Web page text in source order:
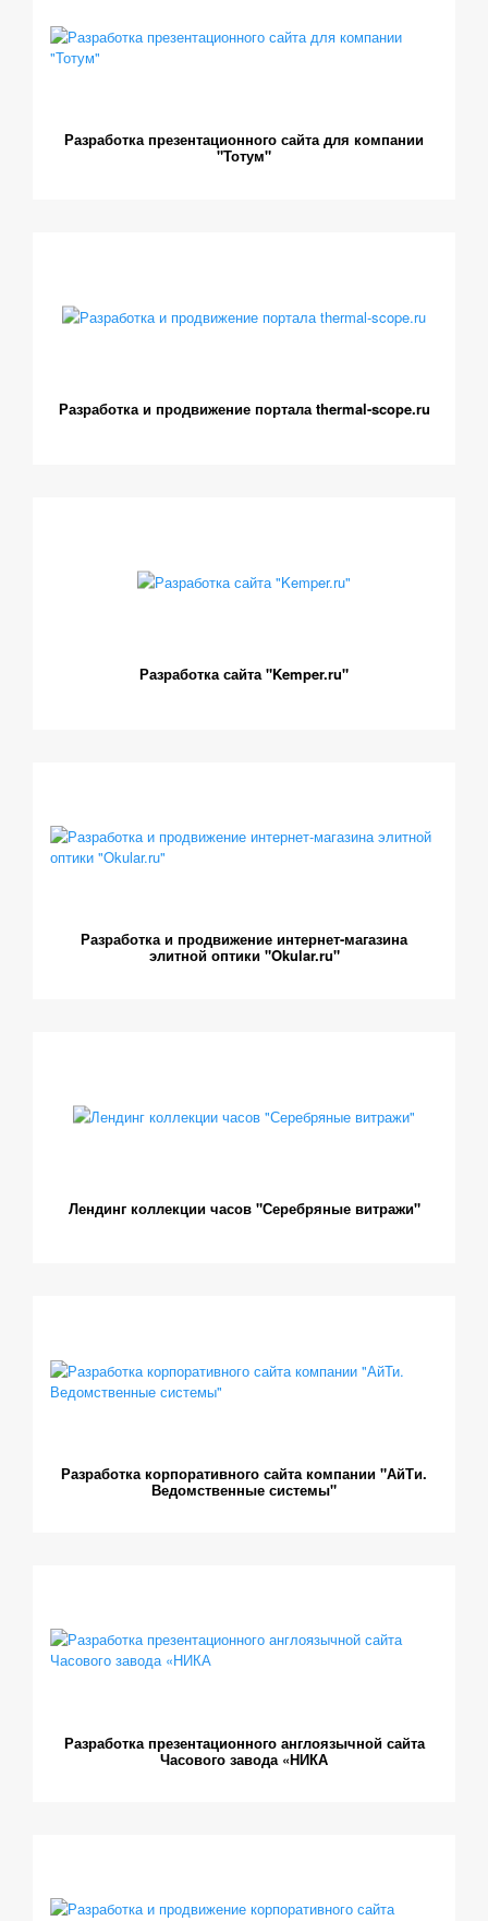
Разработка презентационного сайта для компании
"Тотум"
Разработка и продвижение портала thermal-scope.ru
Разработка сайта "Kemper.ru"
Разработка и продвижение интернет-магазина
элитной оптики "Okular.ru"
Лендинг коллекции часов "Серебряные витражи"
Разработка корпоративного сайта компании "АйТи.
Ведомственные системы"
Разработка презентационного англоязычной сайта
Часового завода «НИКА